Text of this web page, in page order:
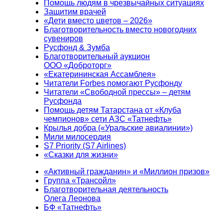
Помощь людям в чрезвычайных ситуациях
Защитим врачей
«Дети вместо цветов – 2026»
Благотворительность вместо новогодних
сувениров
Русфонд & Зумба
Благотворительный аукцион
ООО «Доброторг»
«Екатерининская Ассамблея»
Читатели Forbes помогают Русфонду
Читатели «Свободной прессы» – детям
Русфонда
Помощь детям Татарстана от «Клуба
чемпионов» сети АЗС «Татнефть»
Крылья добра («Уральские авиалинии»)
Мили милосердия
S7 Priority (S7 Airlines)
«Сказки для жизни»
«Активный гражданин» и «Миллион призов»
Группа «Трансойл»
Благотворительная деятельность
Олега Леонова
БФ «Татнефть»